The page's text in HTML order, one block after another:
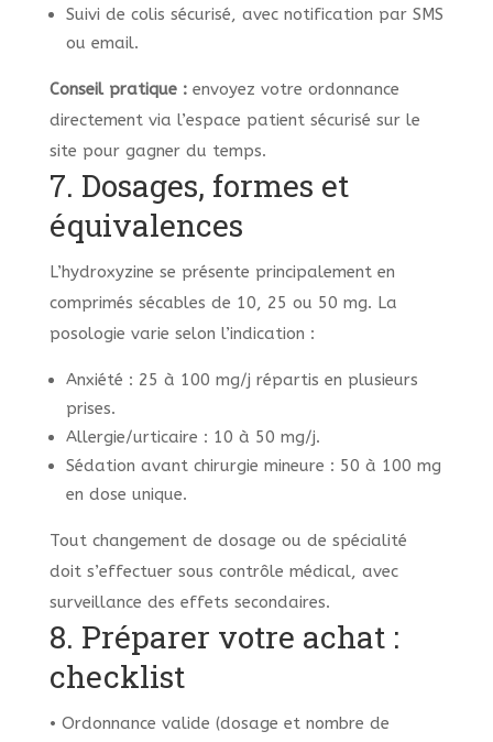
Suivi de colis sécurisé, avec notification par SMS
ou email.
Conseil pratique :envoyez votre ordonnance
directement via l’espace patient sécurisé sur le
site pour gagner du temps.
7. Dosages, formes et
équivalences
L’hydroxyzine se présente principalement en
comprimés sécables de 10, 25 ou 50 mg. La
posologie varie selon l’indication :
Anxiété : 25 à 100 mg/j répartis en plusieurs
prises.
Allergie/urticaire : 10 à 50 mg/j.
Sédation avant chirurgie mineure : 50 à 100 mg
en dose unique.
Tout changement de dosage ou de spécialité
doit s’effectuer sous contrôle médical, avec
surveillance des effets secondaires.
8. Préparer votre achat :
checklist
• Ordonnance valide (dosage et nombre de